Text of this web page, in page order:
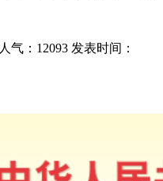
人气：12093 发表时间：